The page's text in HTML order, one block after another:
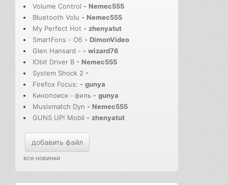
Volume Control - Nemec555
Bluetooth Volu - Nemec555
My Perfect Hot - zhenyatut
SmartFons - Об - DimonVideo
Glen Hansard - - wizard76
IObit Driver B - Nemec555
System Shock 2 -
Firefox Focus: - gunya
Кинопоиск－филь - gunya
Musixmatch Dyn - Nemec555
GUNS UP! Mobil - zhenyatut
добавить файл
все новинки